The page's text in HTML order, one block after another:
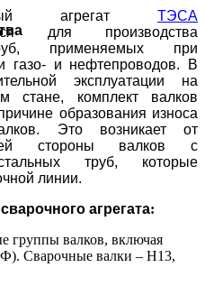
агрегат ТЭСА
для производства
применяемых при
газо- и нефтепроводов. В
эксплуатации на
стане, комплект валков
образования износа
Это возникает от
стороны валков с
труб, которые
линии.
агрегата:
группы валков, включая
Сварочные валки – Н13,